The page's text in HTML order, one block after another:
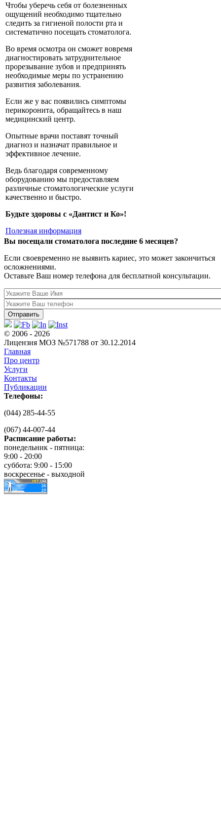
Чтобы уберечь себя от болезненных
ощущений необходимо тщательно
следить за гигиеной полости рта и
систематично посещать стоматолога.
Во время осмотра он сможет вовремя
диагностировать затруднительное
прорезывание зубов и предпринять
необходимые меры по устранению
развития заболевания.
Если же у вас появились симптомы
перикоронита, обращайтесь в наш
медицинский центр.
Опытные врачи поставят точный
диагноз и назначат правильное и
эффективное лечение.
Ведь благодаря современному
оборудованию мы предоставляем
различные стоматологические услуги
качественно и быстро.
Будьте здоровы с «Дантист и Ко»!
Полезная информация
Вы посещали стоматолога последние 6 месяцев?
Если своевременно не выявить кариес, это может закончиться
осложнениями.
Оставьте Ваш номер телефона для бесплатной консультации.
© 2006 - 2026
Лицензия МОЗ №571788 от 30.12.2014
Главная
Про центр
Услуги
Контакты
Публикации
Телефоны:
(044) 285-44-55
(067) 44-007-44
Расписание работы:
понедельник - пятница:
9:00 - 20:00
суббота: 9:00 - 15:00
воскресенье - выходной